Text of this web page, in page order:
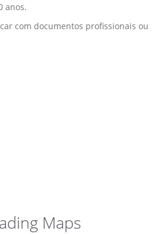
anos.
com documentos profissionais ou
Maps